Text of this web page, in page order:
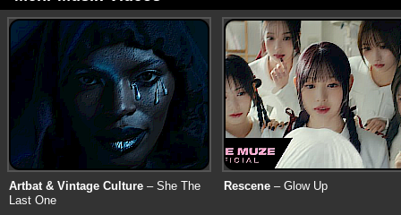
Artbat & Vintage Culture – She The
Last One
Rescene – Glow Up